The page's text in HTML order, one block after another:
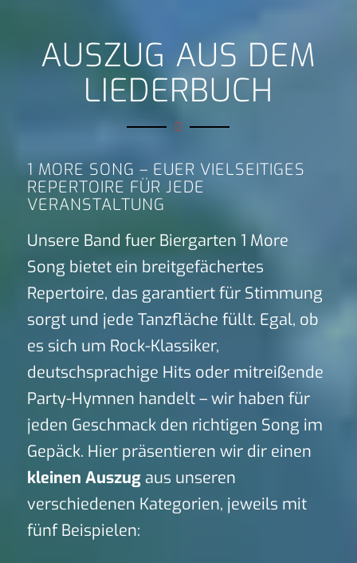
AUSZUG AUS DEM
LIEDERBUCH
1 MORE SONG – EUER VIELSEITIGES
REPERTOIRE FÜR JEDE
VERANSTALTUNG
Unsere Band fuer Biergarten 1 More
Song bietet ein breitgefächertes
Repertoire, das garantiert für Stimmung
sorgt und jede Tanzfläche füllt. Egal, ob
es sich um Rock-Klassiker,
deutschsprachige Hits oder mitreißende
Party-Hymnen handelt – wir haben für
jeden Geschmack den richtigen Song im
Gepäck. Hier präsentieren wir dir einen
kleinen Auszugaus unseren
verschiedenen Kategorien, jeweils mit
fünf Beispielen: